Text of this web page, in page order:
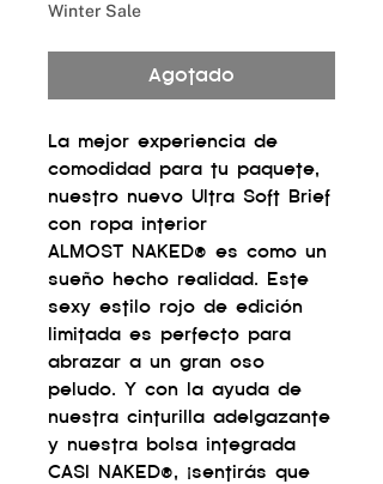
Winter Sale
Agotado
La mejor experiencia de
comodidad para tu paquete,
nuestro nuevo Ultra Soft Brief
con ropa interior
ALMOST NAKED® es como un
sueño hecho realidad. Este
sexy estilo rojo de edición
limitada es perfecto para
abrazar a un gran oso
peludo. Y con la ayuda de
nuestra cinturilla adelgazante
y nuestra bolsa integrada
CASI NAKED®, ¡sentirás que